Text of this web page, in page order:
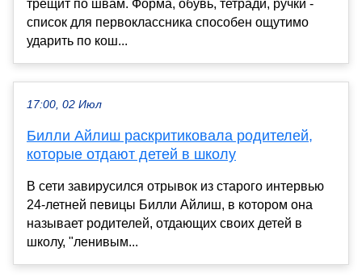
трещит по швам. Форма, обувь, тетради, ручки -
список для первоклассника способен ощутимо
ударить по кош...
17:00, 02 Июл
Билли Айлиш раскритиковала родителей,
которые отдают детей в школу
В сети завирусился отрывок из старого интервью
24-летней певицы Билли Айлиш, в котором она
называет родителей, отдающих своих детей в
школу, "ленивым...